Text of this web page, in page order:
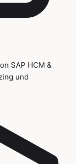
SAP HCM &
und